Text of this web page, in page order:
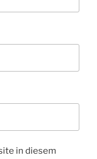
in diesem